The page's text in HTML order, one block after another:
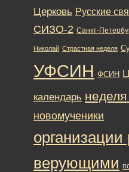
Церковь Русские
СИЗО-2 Санкт-
Николай Страстная неделя
УФСИН ФСИН
календарь
новомученики
организации
верующими